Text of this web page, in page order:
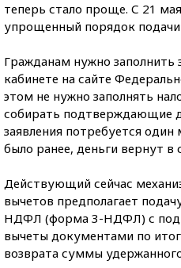
теперь стало проще. С 21
упрощенный порядок подачи
Гражданам нужно заполнить
кабинете на сайте
этом не нужно заполнять
собирать подтверждающие
заявления потребуется
было ранее, деньги вернут
Действующий сейчас
вычетов предполагает
НДФЛ (форма 3-НДФЛ) с
вычеты документами по
возврата суммы